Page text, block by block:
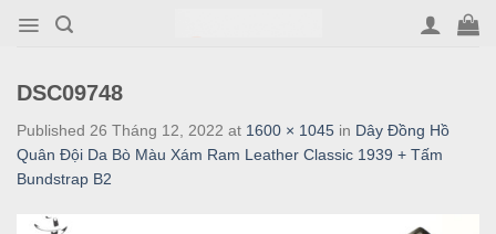
DSC09748
Published 26 Tháng 12, 2022 at 1600 × 1045 in Dây Đồng Hồ
Quân Đội Da Bò Màu Xám Ram Leather Classic 1939 + Tấm
Bundstrap B2